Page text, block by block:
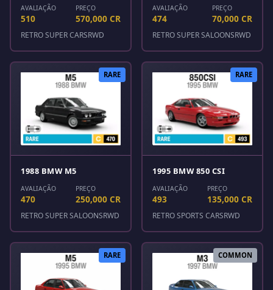
AVALIAÇÃO
510
PREÇO
570,000 CR
RETRO SUPER CARSRWD
AVALIAÇÃO
474
PREÇO
70,000 CR
RETRO SUPER SALOONSRWD
RARE
1988 BMW M5
AVALIAÇÃO
470
PREÇO
250,000 CR
RETRO SUPER SALOONSRWD
RARE
1995 BMW 850 CSI
AVALIAÇÃO
493
PREÇO
135,000 CR
RETRO SPORTS CARSRWD
RARE COMMON